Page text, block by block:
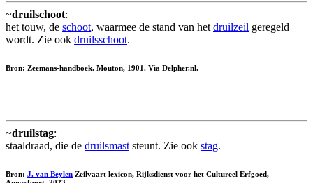
~druilschoot:
het touw, de schoot, waarmee de stand van hetdruilzeil geregeld
wordt. Zie ook druilsschoot.
Bron: Zeemans-handboek. Mouton, 1901. Via Delpher.nl.
~druilstag:
staaldraad, die de druilsmast steunt. Zie ook stag.
Bron: J. van Beylen Zeilvaart lexicon, Rijksdienst voor het Cultureel Erfgoed,